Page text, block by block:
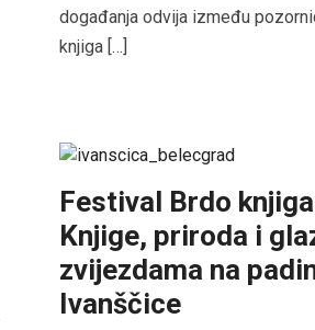
događanja odvija između
knjiga […]
Festival Brdo
Knjige, priroda i
zvijezdama na
Ivanščice